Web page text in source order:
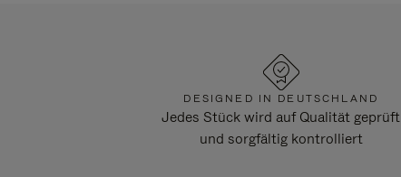
DESIGNED IN DEUTSCHLAND
Jedes Stück wird auf Qualität geprüft
und sorgfältig kontrolliert